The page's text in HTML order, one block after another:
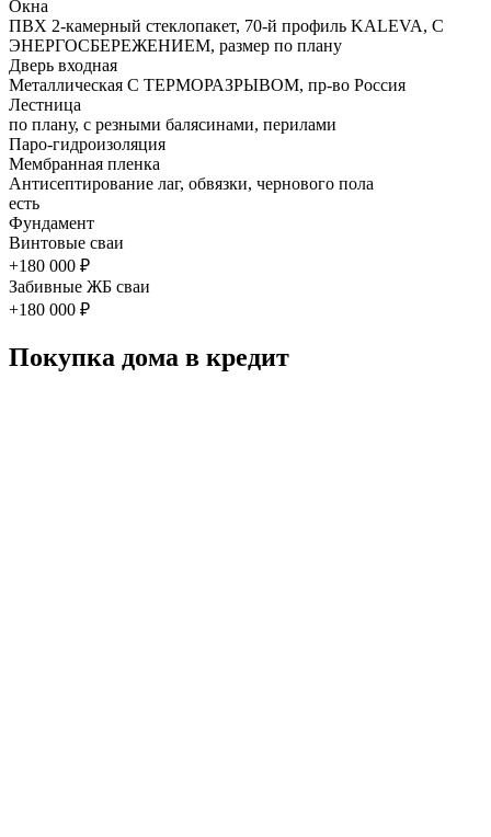
Окна
ПВХ 2-камерный стеклопакет, 70-й профиль KALEVA, С
ЭНЕРГОСБЕРЕЖЕНИЕМ, размер по плану
Дверь входная
Металлическая С ТЕРМОРАЗРЫВОМ, пр-во Россия
Лестница
по плану, с резными балясинами, перилами
Паро-гидроизоляция
Мембранная пленка
Антисептирование лаг, обвязки, чернового пола
есть
Фундамент
Винтовые сваи
+180 000 ₽
Забивные ЖБ сваи
+180 000 ₽
Покупка дома в кредит